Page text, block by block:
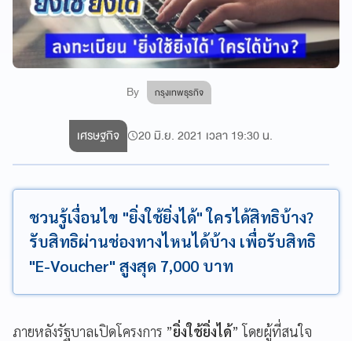
By กรุงเทพธุรกิจ
เศรษฐกิจ 20 มิ.ย. 2021 เวลา 19:30 น.
ชวนรู้เงื่อนไข "ยิ่งใช้ยิ่งได้" ใครได้สิทธิบ้าง?
รับสิทธิผ่านช่องทางไหนได้บ้าง เพื่อรับสิทธิ
"E-Voucher" สูงสุด 7,000 บาท
ภายหลังรัฐบาลเปิดโครงการ ”ยิ่งใช้ยิ่งได้”โดยผู้ที่สนใจ